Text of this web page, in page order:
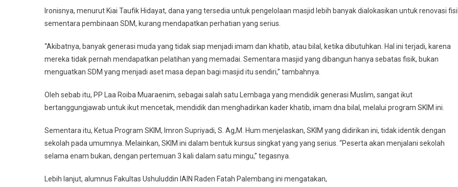
Ironisnya, menurut Kiai Taufik Hidayat, dana yang tersedia untuk pengelolaan masjid lebih banyak dialokasikan untuk renovasi
sementara pembinaan SDM, kurang mendapatkan perhatian yang serius.
“Akibatnya, banyak generasi muda yang tidak siap menjadi imam dan khatib, atau bilal, ketika dibutuhkan. Hal ini terjadi, karena
mereka tidak pernah mendapatkan pelatihan yang memadai. Sementara masjid yang dibangun hanya sebatas fisik, bukan
menguatkan SDM yang menjadi aset masa depan bagi masjid itu sendiri,” tambahnya.
Oleh sebab itu, PP Laa Roiba Muaraenim, sebagai salah satu Lembaga yang mendidik generasi Muslim, sangat ikut
bertanggungjawab untuk ikut mencetak, mendidik dan menghadirkan kader khatib, imam dna bilal, melalui program SKIM ini.
Sementara itu, Ketua Program SKIM, Imron Supriyadi, S. Ag,M. Hum menjelaskan, SKIM yang didirikan ini, tidak identik dengan
sekolah pada umumnya. Melainkan, SKIM ini dalam bentuk kursus singkat yang yang serius. “Peserta akan menjalani sekolah
selama enam bukan, dengan pertemuan 3 kali dalam satu mingu,” tegasnya.
Lebih lanjut, alumnus Fakultas Ushuluddin IAIN Raden Fatah Palembang ini mengatakan,